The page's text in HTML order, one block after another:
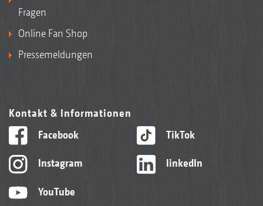
Fragen
Online Fan Shop
Pressemeldungen
Kontakt & Informationen
Facebook
Instagram
YouTube
TikTok
linkedIn